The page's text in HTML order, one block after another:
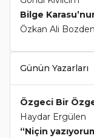
Bilge
Özkan Ali
Günün Yazarları
Özgeci Bir
Haydar Ergülen
“Niçin